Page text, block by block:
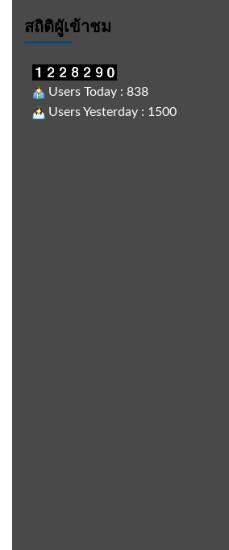
สถิติผูัเข้าชม
Users Today : 838
Users Yesterday : 1500